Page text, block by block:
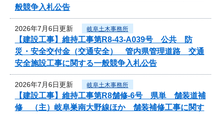
般競争入札公告
2026年7月6日更新 岐阜土木事務所
【建設工事】維持工事第R8-43-A039号 公共 防
災・安全交付金（交通安全） 管内県管理道路 交通
安全施設工事に関する一般競争入札公告
2026年7月6日更新 岐阜土木事務所
【建設工事】維持工事第R8舗修-6号 県単 舗装道補
修 （主）岐阜巣南大野線ほか 舗装補修工事に関す